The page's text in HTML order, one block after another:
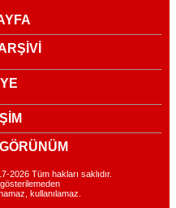
2026 Tüm hakları saklıdır.
kullanılamaz.